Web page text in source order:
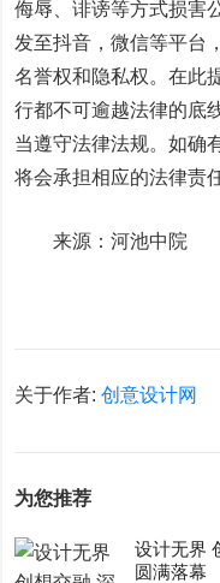
侮辱、诽谤等方式损害
发至抖音，微信等平台
名誉权和隐私权。在此
行都不可逾越法律的底
当遵守法律法规。如确
将会承担相应的法律责
来源：河池中院
关于作者:创意设计网
为您推荐
设计无界
圆满落幕